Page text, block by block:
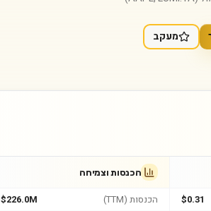
מעקב
$0.31
הכנסות וצמיחה
הכנסות (TTM)
$226.0M